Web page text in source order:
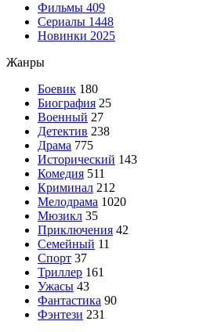
Фильмы 409
Сериалы 1448
Новинки 2025
Жанры
Боевик 180
Биография 25
Военный 27
Детектив 238
Драма 775
Исторический 143
Комедия 511
Криминал 212
Мелодрама 1020
Мюзикл 35
Приключения 42
Семейный 11
Спорт 37
Триллер 161
Ужасы 43
Фантастика 90
Фэнтези 231